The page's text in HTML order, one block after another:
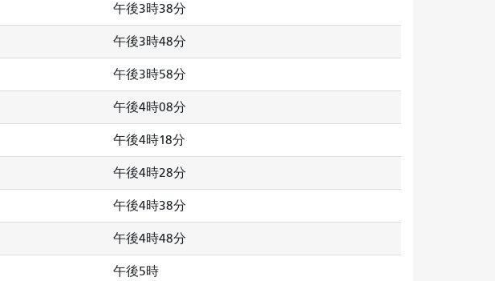
午後3時38分
午後3時48分
午後3時58分
午後4時08分
午後4時18分
午後4時28分
午後4時38分
午後4時48分
午後5時